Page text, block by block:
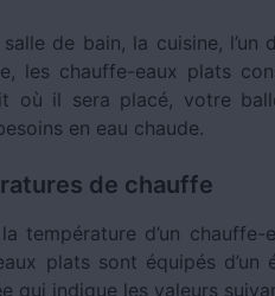
de bain, la cuisine,
les chauffe-eaux plats
où il sera placé, votre
en eau chaude.
de chauffe
température d’un
plats sont équipés
qui indique les valeurs